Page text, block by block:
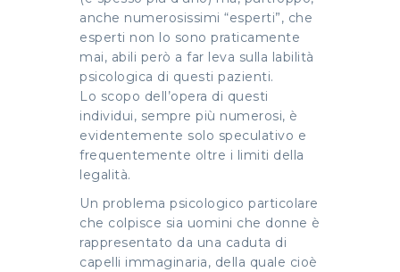
anche numerosissimi “esperti”, che
esperti non lo sono praticamente
mai, abili però a far leva sulla labilità
psicologica di questi pazienti.
Lo scopo dell’opera di questi
individui, sempre più numerosi, è
evidentemente solo speculativo e
frequentemente oltre i limiti della
legalità.
Un problema psicologico particolare
che colpisce sia uomini che donne è
rappresentato da una caduta di
capelli immaginaria, della quale cioè